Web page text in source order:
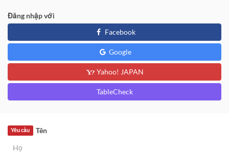
Đăng nhập với
Facebook
Google
Yahoo! JAPAN
TableCheck
Tên
Yêu cầu